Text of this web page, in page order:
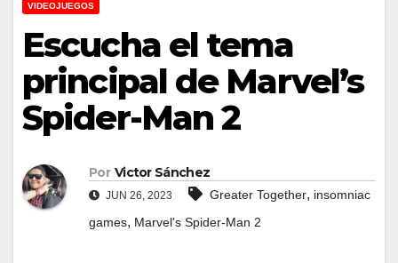
VIDEOJUEGOS
Escucha el tema
principal de Marvel’s
Spider-Man 2
Por Victor Sánchez
JUN 26, 2023 Greater Together, insomniac
games, Marvel's Spider-Man 2